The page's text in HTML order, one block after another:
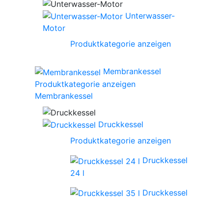
Unterwasser-
Motor
Produktkategorie anzeigen
Membrankessel
Produktkategorie anzeigen
Membrankessel
Druckkessel
Produktkategorie anzeigen
Druckkessel
24 l
Druckkessel